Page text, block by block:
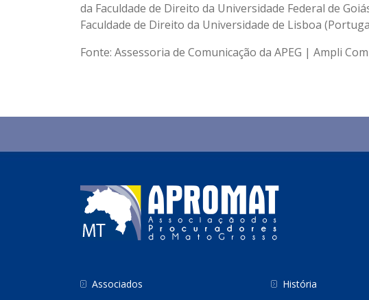
da Faculdade de Direito da Universidade Federal de
Faculdade de Direito da Universidade de Lisboa
Fonte: Assessoria de Comunicação da APEG | Ampli
Associados História